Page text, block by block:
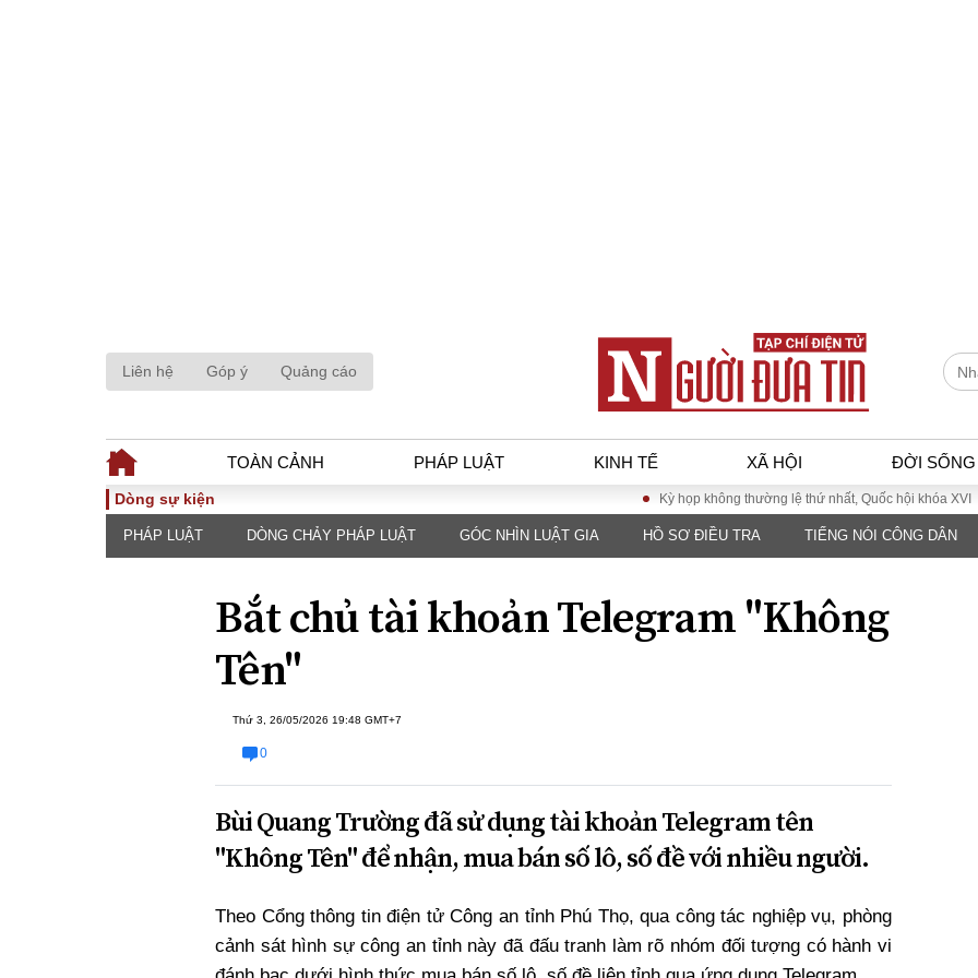
Liên hệ Góp ý Quảng cáo
TOÀN CẢNH PHÁP LUẬT KINH TẾ XÃ HỘI ĐỜI SỐNG
TOÀN CẢNH
Chính sách
Đối thoại
PHÁP LUẬT
luật
Góc nhìn luật gia
KINH TẾ
Tài chính - Ngân
hàng
luận
Công nghệ
XÃ HỘI
ĐA CHIỀU INFOCUS
Dòng sự kiện Kỳ họp không thường lệ thứ nhất, Quốc hội khóa XVI
PHÁP LUẬT DÒNG CHẢY PHÁP LUẬT GÓC NHÌN LUẬT GIA HỒ SƠ ĐIỀU TRA TIẾNG NÓI CÔNG DÂN
Bắt chủ tài khoản Telegram "Không
Tên"
Thứ 3, 26/05/2026 19:48 GMT+7
0
Bùi Quang Trường đã sử dụng tài khoản Telegram tên
"Không Tên" để nhận, mua bán số lô, số đề với nhiều người.
Theo Cổng thông tin điện tử Công an tỉnh Phú Thọ, qua công tác nghiệp vụ, phòng
cảnh sát hình sự công an tỉnh này đã đấu tranh làm rõ nhóm đối tượng có hành vi